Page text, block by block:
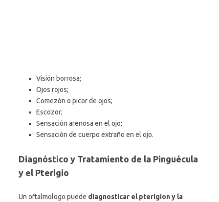
Visión borrosa;
Ojos rojos;
Comezón o picor de ojos;
Escozor;
Sensación arenosa en el ojo;
Sensación de cuerpo extraño en el ojo.
Diagnóstico y Tratamiento de la Pinguécula
y el Pterigio
Un oftalmologo puede diagnosticar el pterigion y la